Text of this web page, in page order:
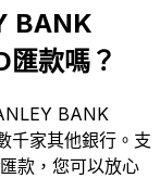
BANK
款嗎？
BANK
千家其他銀行。支
匯款，您可以放心